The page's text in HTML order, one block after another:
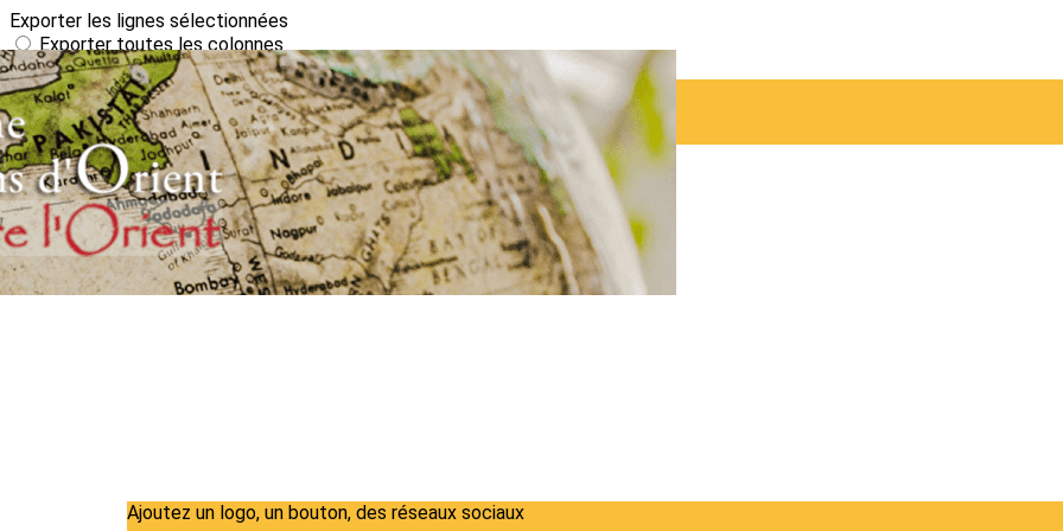
Exporter les lignes sélectionnées
Exporter toutes les colonnes
Exporter uniquement les colonnes affichées
Menu
?>
Images de la page d'accueil
Cliquez pour éditer
Ajoutez un logo, un bouton, des réseaux sociaux